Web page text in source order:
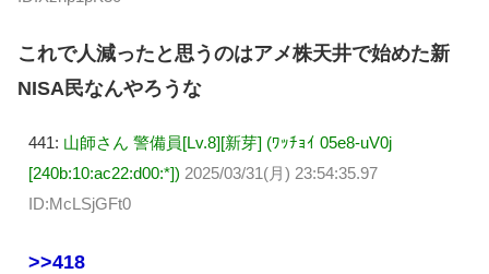
これで人減ったと思うのはアメ株天井で始めた新
NISA民なんやろうな
441: 山師さん 警備員[Lv.8][新芽] (ﾜｯﾁｮｲ 05e8-uV0j
[240b:10:ac22:d00:*]) 2025/03/31(月) 23:54:35.97
ID:McLSjGFt0
>>418